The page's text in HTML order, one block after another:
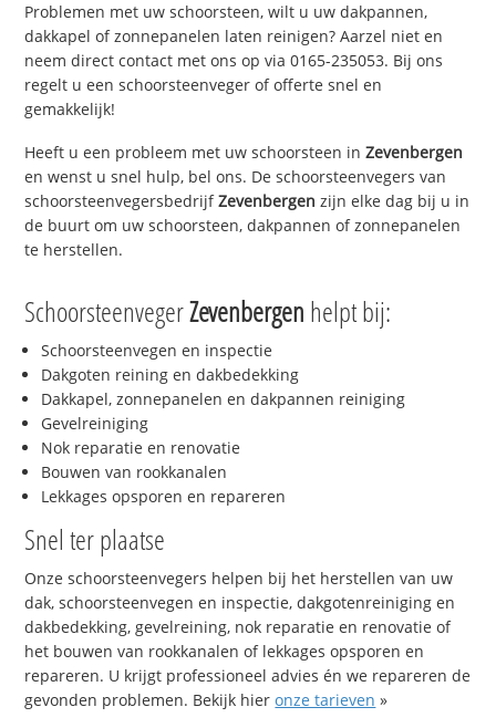
Problemen met uw schoorsteen, wilt u uw dakpannen,
dakkapel of zonnepanelen laten reinigen? Aarzel niet en
neem direct contact met ons op via 0165-235053. Bij ons
regelt u een schoorsteenveger of offerte snel en
gemakkelijk!
Heeft u een probleem met uw schoorsteen inZevenbergen
en wenst u snel hulp, bel ons. De schoorsteenvegers van
schoorsteenvegersbedrijfZevenbergen zijn elke dag bij u in
de buurt om uw schoorsteen, dakpannen of zonnepanelen
te herstellen.
SchoorsteenvegerZevenbergen helpt bij:
Schoorsteenvegen en inspectie
Dakgoten reining en dakbedekking
Dakkapel, zonnepanelen en dakpannen reiniging
Gevelreiniging
Nok reparatie en renovatie
Bouwen van rookkanalen
Lekkages opsporen en repareren
Snel ter plaatse
Onze schoorsteenvegers helpen bij het herstellen van uw
dak, schoorsteenvegen en inspectie, dakgotenreiniging en
dakbedekking, gevelreining, nok reparatie en renovatie of
het bouwen van rookkanalen of lekkages opsporen en
repareren. U krijgt professioneel advies én we repareren de
gevonden problemen. Bekijk hieronze tarieven »